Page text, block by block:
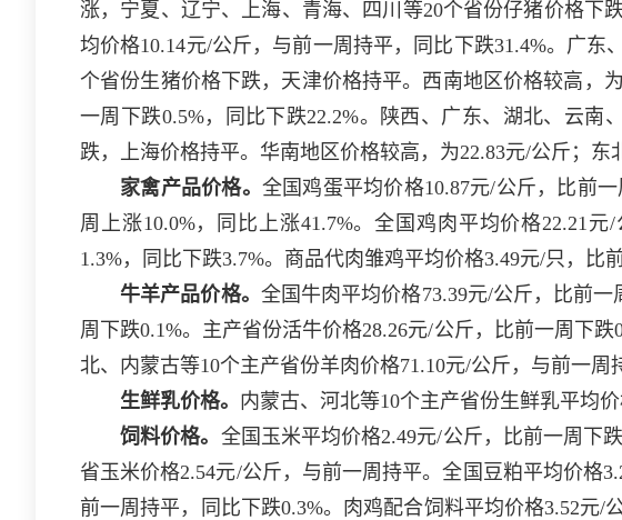
涨，宁夏、辽宁、上海、青海、四川等20个省份仔猪价格下
均价格10.14元/公斤，与前一周持平，同比下跌31.4%。广
个省份生猪价格下跌，天津价格持平。西南地区价格较高，
一周下跌0.5%，同比下跌22.2%。陕西、广东、湖北、云
跌，上海价格持平。华南地区价格较高，为22.83元/公斤；东
家禽产品价格。 全国鸡蛋平均价格10.87元/公斤，比前
周上涨10.0%，同比上涨41.7%。全国鸡肉平均价格22.21
1.3%，同比下跌3.7%。商品代肉雏鸡平均价格3.49元/只，比
牛羊产品价格。 全国牛肉平均价格73.39元/公斤，比前
周下跌0.1%。主产省份活牛价格28.26元/公斤，比前一周下
北、内蒙古等10个主产省份羊肉价格71.10元/公斤，与前一周
生鲜乳价格。 内蒙古、河北等10个主产省份生鲜乳平均
饲料价格。 全国玉米平均价格2.49元/公斤，比前一周下
省玉米价格2.54元/公斤，与前一周持平。全国豆粕平均价格
前一周持平，同比下跌0.3%。肉鸡配合饲料平均价格3.52元/